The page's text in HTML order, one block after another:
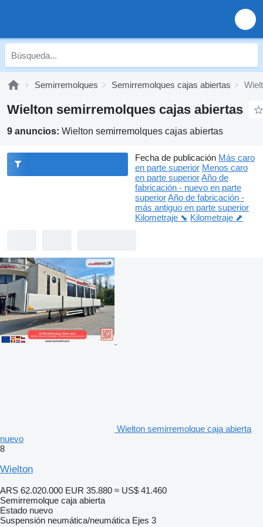
Semirremolques Semirremolques cajas abiertas
Wielton semirremolques cajas abiertas
9 anuncios: Wielton semirremolques cajas abiertas
Fecha de publicación Más caro
en parte superior Menos caro
en parte superiorAño de
fabricación - nuevo en parte
superiorAño de fabricación -
más antiguo en parte superior
Kilometraje ⬊ Kilometraje ⬈
Wielton semirremolque caja abierta
nuevo
8
Wielton
ARS 62.020.000 EUR 35.880 ≈ US$ 41.460
Semirremolque caja abierta
Estado nuevo
Suspensión neumática/neumática Ejes 3